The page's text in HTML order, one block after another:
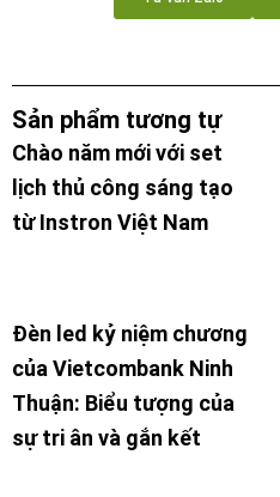
Sản phẩm tương tự
Chào năm mới với set
lịch thủ công sáng tạo
từ Instron Việt Nam
Đèn led kỷ niệm chương
của Vietcombank Ninh
Thuận: Biểu tượng của
sự tri ân và gắn kết